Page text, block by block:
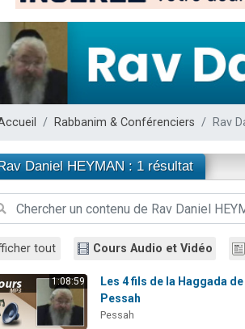
13
30
Il reste
12
2
2
Rabbanim & Conférenciers Rav
Daniel HEYMAN : 1 résultat
tout Cours Audio et Vidéo
1:08:59
Les 4 fils de la Haggada de
Pessah
Pessah